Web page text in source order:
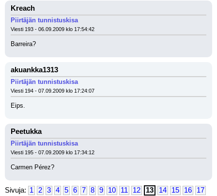
Kreach
Piirtäjän tunnistuskisa
Viesti 193 - 06.09.2009 klo 17:54:42
Barreira?
akuankka1313
Piirtäjän tunnistuskisa
Viesti 194 - 07.09.2009 klo 17:24:07
Eips.
Peetukka
Piirtäjän tunnistuskisa
Viesti 195 - 07.09.2009 klo 17:34:12
Carmen Pérez?
Sivuja: 1 2 3 4 5 6 7 8 9 10 11 12 13 14 15 16 17